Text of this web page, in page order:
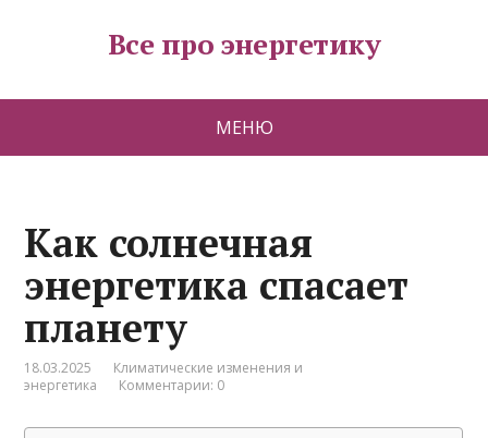
Все про энергетику
МЕНЮ
Как солнечная
энергетика спасает
планету
18.03.2025
Климатические изменения и
энергетика
Комментарии: 0